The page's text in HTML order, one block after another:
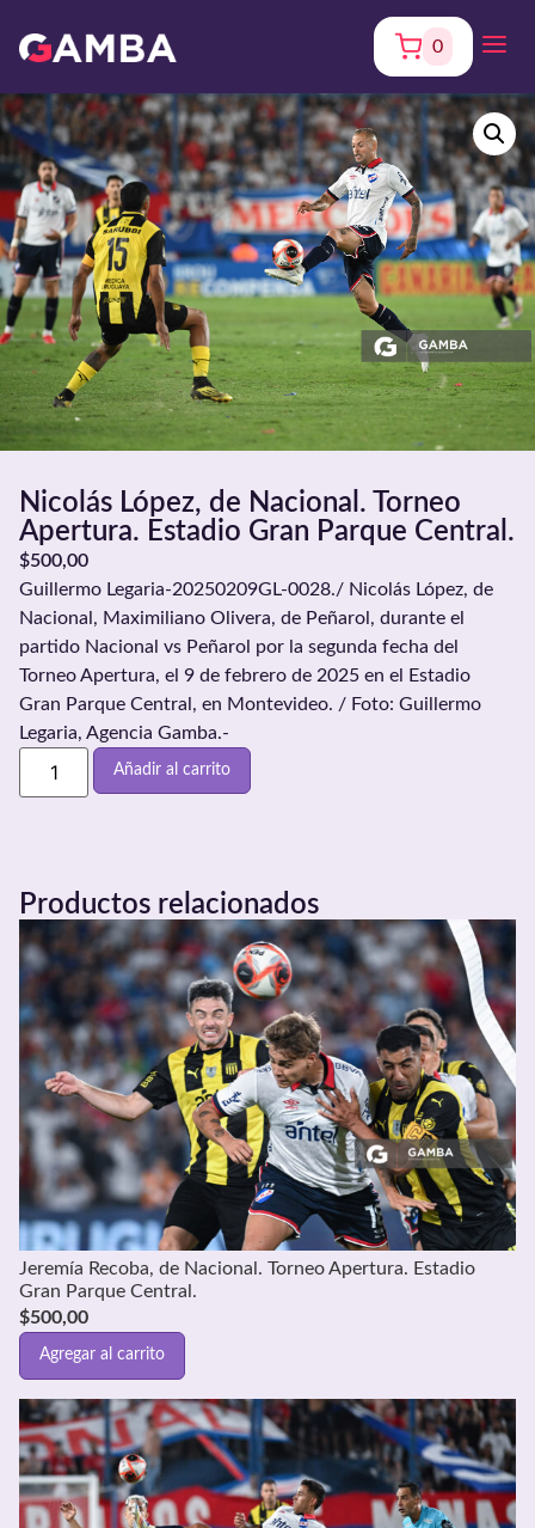
0
Nicolás López, de Nacional. Torneo
Apertura. Estadio Gran Parque Central.
$500,00
Guillermo Legaria-20250209GL-0028./ Nicolás López, de
Nacional, Maximiliano Olivera, de Peñarol, durante el
partido Nacional vs Peñarol por la segunda fecha del
Torneo Apertura, el 9 de febrero de 2025 en el Estadio
Gran Parque Central, en Montevideo. / Foto: Guillermo
Legaria, Agencia Gamba.-
Añadir al carrito
Productos relacionados
Jeremía Recoba, de Nacional. Torneo Apertura. Estadio
Gran Parque Central.
$500,00
Agregar al carrito